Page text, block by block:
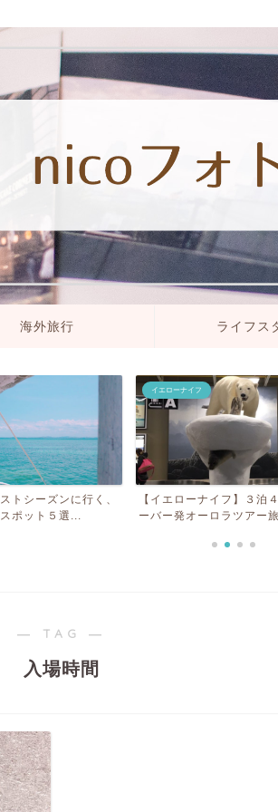
海外旅行 ライフス
行く、
【イエローナイフ】３泊４日バンク
ーバー発オーロラツアー旅...
― TAG ―
入場時間